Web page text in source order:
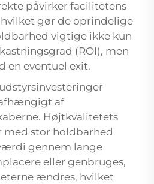
påvirker facilitetens
gør de oprindelige
vigtige ikke kun
(ROI), men
en eventuel exit.
af
Højtkvalitetets
stor holdbarhed
gennem lange
eller genbruges,
ændres, hvilket